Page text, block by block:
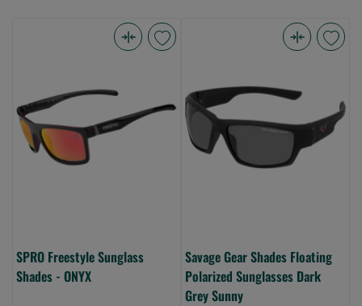
Sunglass
Shades
ONYX
SPRO Freestyle Sunglass
Shades - ONYX
Shades
Floating
Polarized
Sunglasses
0)
Savage Gear Shades Floating
Polarized Sunglasses Dark
Grey Sunny